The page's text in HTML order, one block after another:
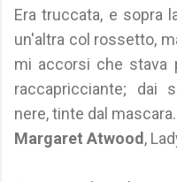
Era truccata, e sopra
un'altra col rossetto,
mi accorsi che stava
raccapricciante; dai
nere, tinte dal mascara.
Margaret Atwood ,